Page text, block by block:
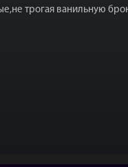
трогая ванильную